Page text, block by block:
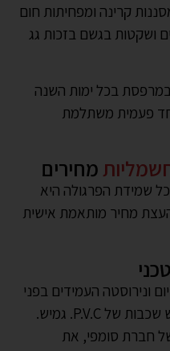
קרינה ומפחיתות חום
ושקטות בגשם בזכות גג
במרפסת בכל ימות השנה
חד פעמית משתלמת
מחירים
שמידת הפרגולה היא
מחיר מותאמת אישית
ונירוסטה העמידים בפני
קורוזיה. גג הפרגולה עשויי משלוש שכבות של P.V.C. גמיש.
חברת סומפי, את